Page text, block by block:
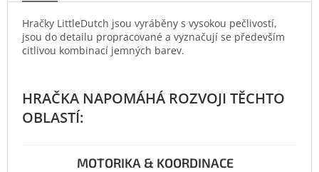
Hračky LittleDutch jsou vyráběny s vysokou pečlivostí,
jsou do detailu propracované a vyznačují se především
citlivou kombinací jemných barev.
MOTORIKA & KOORDINACE